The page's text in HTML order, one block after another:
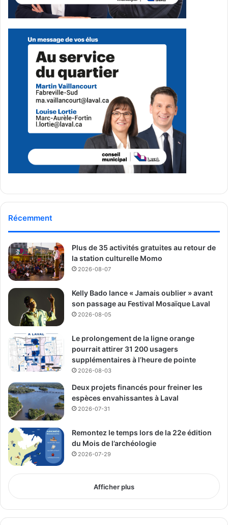
Récemment
Plus de 35 activités gratuites au retour de
la station culturelle Momo
2026-08-07
Kelly Bado lance « Jamais oublier » avant
son passage au Festival Mosaïque Laval
2026-08-05
Le prolongement de la ligne orange
pourrait attirer 31 200 usagers
supplémentaires à l’heure de pointe
2026-08-03
Deux projets financés pour freiner les
espèces envahissantes à Laval
2026-07-31
Remontez le temps lors de la 22e édition
du Mois de l’archéologie
2026-07-29
Afficher plus